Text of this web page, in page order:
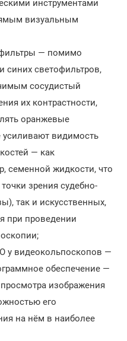
инструментами
визуальным
— помимо
синих светофильтров,
сосудистый
их контрастности,
оранжевые
видимость
— как
семенной жидкости, что
зрения судебно-
так и искусственных,
при проведении
у видеокольпоскопов —
обеспечение —
изображения
его
на нём в наиболее